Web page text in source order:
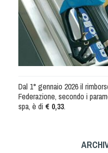
Dal 1° gennaio 2026 il
Federazione, secondo i
spa, è di € 0,33.